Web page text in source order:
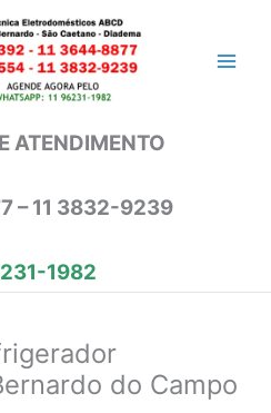
ATENDIMENTO
– 11 3832-9239
1982
do Campo